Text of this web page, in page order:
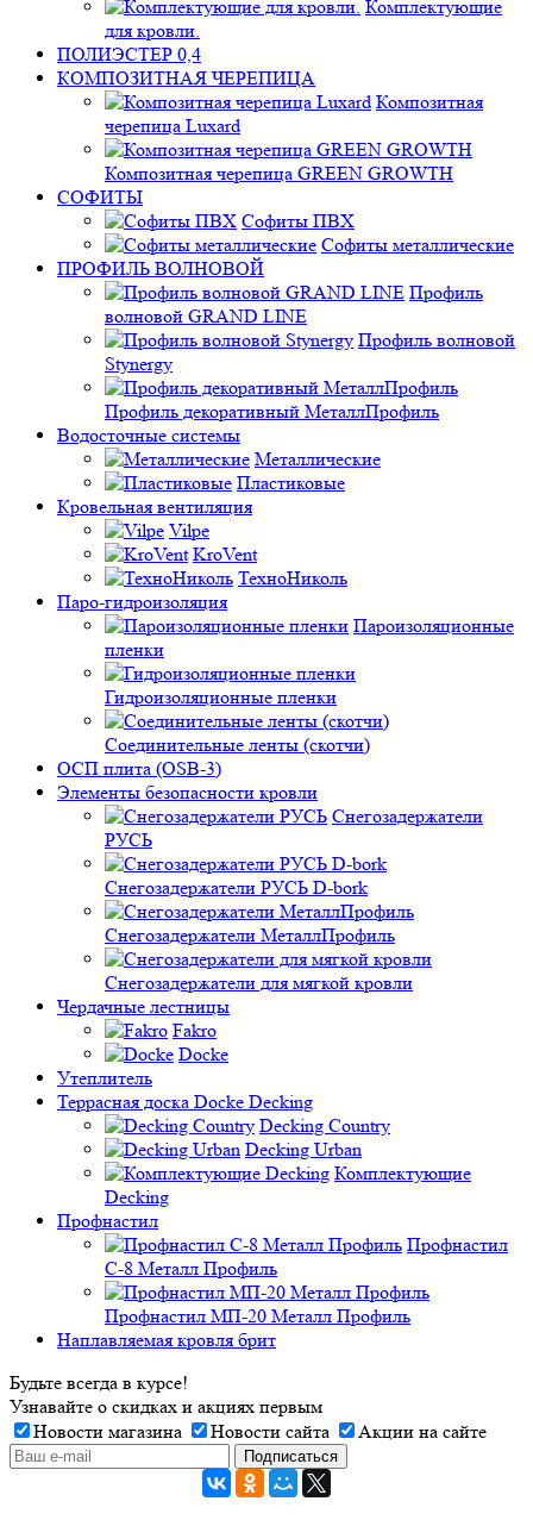
Комплектующие
для кровли.
ПОЛИЭСТЕР 0,4
КОМПОЗИТНАЯ ЧЕРЕПИЦА
Композитная
черепица Luxard
Композитная черепица GREEN GROWTH
СОФИТЫ
Софиты ПВХ
Софиты металлические
ПРОФИЛЬ ВОЛНОВОЙ
Профиль
волновой GRAND LINE
Профиль волновой
Stynergy
Профиль декоративный МеталлПрофиль
Водосточные системы
Металлические
Пластиковые
Кровельная вентиляция
Vilpe
KroVent
ТехноНиколь
Паро-гидроизоляция
Пароизоляционные
пленки
Гидроизоляционные пленки
Соединительные ленты (скотчи)
ОСП плита (OSB-3)
Элементы безопасности кровли
Снегозадержатели
РУСЬ
Снегозадержатели РУСЬ D-bork
Снегозадержатели МеталлПрофиль
Снегозадержатели для мягкой кровли
Чердачные лестницы
Fakro
Docke
Утеплитель
Террасная доска Docke Decking
Decking Country
Decking Urban
Комплектующие
Decking
Профнастил
Профнастил
C-8 Металл Профиль
Профнастил МП-20 Металл Профиль
Наплавляемая кровля брит
Будьте всегда в курсе!
Узнавайте о скидках и акциях первым
Новости магазина
Новости сайта Акции на сайте